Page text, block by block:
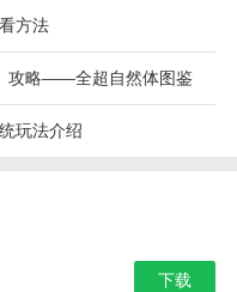
：2024-12-17
印历史合并到本地模
第三方账号绑定与解
方法
攻略——全超自然体图鉴
玩法介绍
下载